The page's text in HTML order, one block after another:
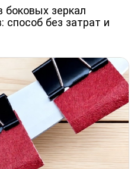
боковых зеркал
способ без затрат и